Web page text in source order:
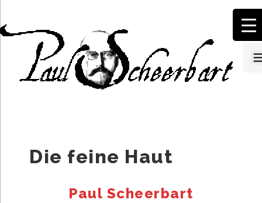
Zum
Die feine Haut
Paul Scheerbart